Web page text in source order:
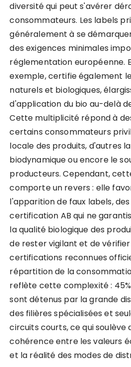
diversité qui peut s'avérer
consommateurs. Les labels
généralement à se
des exigences minimales
réglementation européenne.
exemple, certifie également
naturels et biologiques,
d'application du bio au-delà
Cette multiplicité répond à
certains consommateurs
locale des produits, d'autres
biodynamique ou encore le
producteurs. Cependant,
comporte un revers : elle
l'apparition de faux labels,
certification AB qui ne
la qualité biologique des
de rester vigilant et de
certifications reconnues
répartition de la
reflète cette complexité :
sont détenus par la grande
des filières spécialisées et
circuits courts, ce qui soulève
cohérence entre les valeurs
et la réalité des modes de